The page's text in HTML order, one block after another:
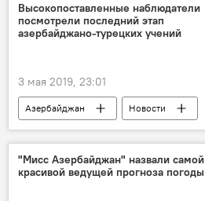
Высокопоставленные наблюдатели
посмотрели последний этап
азербайджано-турецких учений
3 мая 2019, 23:01
Азербайджан Новости
"Мисс Азербайджан" назвали самой
красивой ведущей прогноза погоды